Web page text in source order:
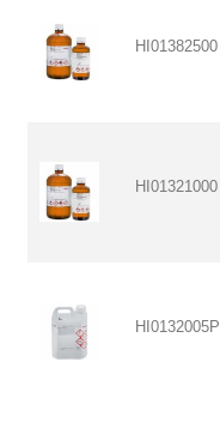
HI01382500
HI01321000
HI0132005P